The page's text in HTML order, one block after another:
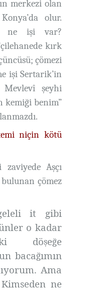
merkezi olan
olur.
ne işi var?
kırk
; çömezi
işi Sertarik’in
Mevlevî şeyhi
kemiği benim”
niçin kötü
zaviyede Aşçı
çömez
it gibi
o kadar
ki döşeğe
bacağımın
Ama
ne